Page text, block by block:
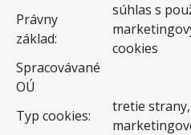
Právny
základ:
súhlas s
cookies
Spracovávané
OÚ
Typ cookies:
tretie